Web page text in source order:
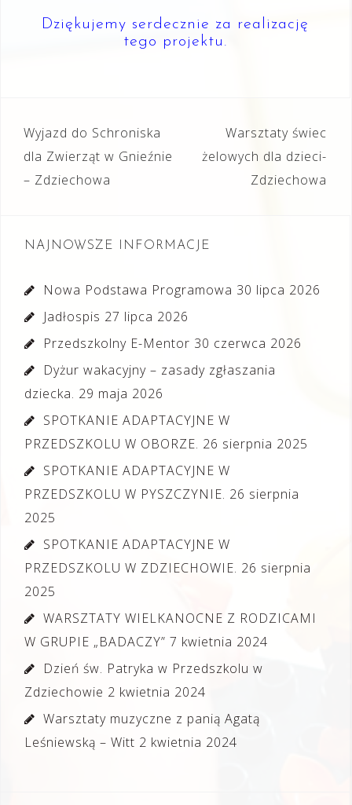
Dziękujemy serdecznie za realizację
tego projektu.
Nawigacja
wpisu
Wyjazd do Schroniska
dla Zwierząt w Gnieźnie
– Zdziechowa
Warsztaty świec
żelowych dla dzieci-
Zdziechowa
NAJNOWSZE INFORMACJE
Nowa Podstawa Programowa 30 lipca 2026
Jadłospis 27 lipca 2026
Przedszkolny E-Mentor 30 czerwca 2026
Dyżur wakacyjny – zasady zgłaszania
dziecka. 29 maja 2026
SPOTKANIE ADAPTACYJNE W
PRZEDSZKOLU W OBORZE. 26 sierpnia 2025
SPOTKANIE ADAPTACYJNE W
PRZEDSZKOLU W PYSZCZYNIE. 26 sierpnia
2025
SPOTKANIE ADAPTACYJNE W
PRZEDSZKOLU W ZDZIECHOWIE. 26 sierpnia
2025
WARSZTATY WIELKANOCNE Z RODZICAMI
W GRUPIE „BADACZY” 7 kwietnia 2024
Dzień św. Patryka w Przedszkolu w
Zdziechowie 2 kwietnia 2024
Warsztaty muzyczne z panią Agatą
Leśniewską – Witt 2 kwietnia 2024